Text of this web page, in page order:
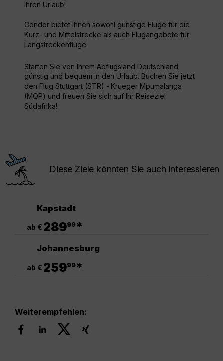
Ihren Urlaub!
Condor bietet Ihnen sowohl günstige Flüge für die
Kurz- und Mittelstrecke als auch Flugangebote für
Langstreckenflüge.
Starten Sie von Ihrem Abflugsland Deutschland
günstig und bequem in den Urlaub. Buchen Sie jetzt
den Flug Stuttgart (STR) - Krueger Mpumalanga
(MQP) und freuen Sie sich auf Ihr Reiseziel
Südafrika!
Diese Ziele könnten Sie auch interessieren
Kapstadt
ab € 28999*
Johannesburg
ab € 25999*
Weiterempfehlen: